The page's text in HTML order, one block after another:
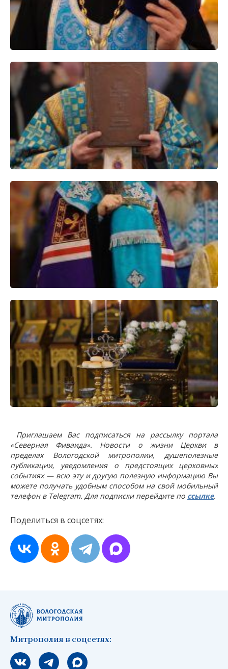
Приглашаем Вас подписаться на рассылку портала
«Северная Фиваида». Новости о жизни Церкви в
пределах Вологодской митрополии, душеполезные
публикации, уведомления о предстоящих церковных
событиях — всю эту и другую полезную информацию Вы
можете получать удобным способом на свой мобильный
телефон в Telegram. Для подписки перейдите по ссылке.
Поделиться в соцсетях:
Митрополия в соцсетях:
Мы вконтакте
Мы в telegram
Мы в Макс